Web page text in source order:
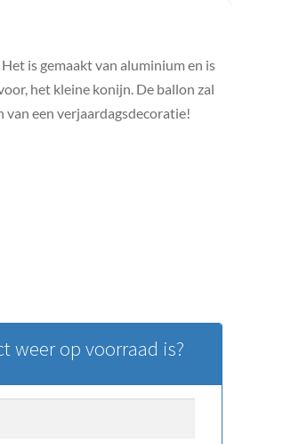
is gemaakt van aluminium en is
het kleine konijn. De ballon zal
van een verjaardagsdecoratie!
weer op voorraad is?